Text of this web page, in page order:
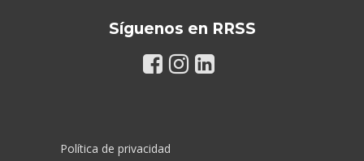
Síguenos en RRSS
Política de privacidad